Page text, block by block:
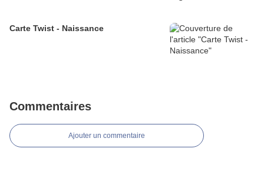
Carte Twist - Naissance
Commentaires
Ajouter un commentaire